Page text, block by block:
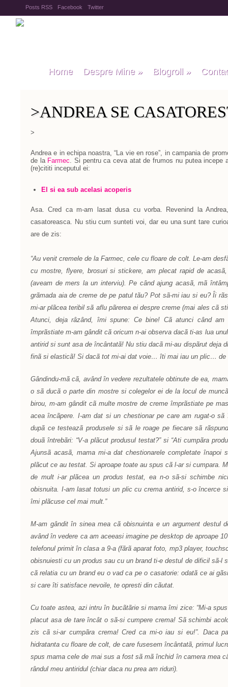
Posts RSS Facebook Twitter
Home Despre Mine» Blogroll »
>ANDREA SE
>
Andrea e in echipa noastra, “La vie en rose”, in campania de
de la Farmec.Si pentru ca ceva atat de frumos nu putea incepe
(re)cititi inceputul ei:
El si ea sub acelasi acoperis
Asa. Cred ca m-am lasat dusa cu vorba. Revenind la
casatoreasca. Nu stiu cum sunteti voi, dar eu una sunt tare
are de zis:
“Au venit cremele de la Farmec, cele cu floare de colt. Le-am
cu mostre, flyere, brosuri si stickere, am plecat rapid de
(aveam de mers la un interviu). Pe când ajung acasã, mã
grãmada aia de creme de pe patul tãu? Pot sã-mi iau si eu? Îi
mi-ar plãcea teribil sã aflu pãrerea ei despre creme (mai ales cã
Atunci, deja râzând, îmi spune: Ce bine! Cã atunci când am
împrãstiate m-am gândit cã oricum n-ai observa dacã ti-as lua
antirid si sunt asa de încântatã! Nu stiu dacã mi-au dispãrut deja
finã si elasticã! Si dacã tot mi-ai dat voie… îti mai iau un plic…
Gândindu-mã cã, având în vedere rezultatele obtinute de ea,
o sã ducã o parte din mostre si colegelor ei de la locul de
birou, m-am gândit cã multe mostre de creme împrãstiate pe
acea încãpere. I-am dat si un chestionar pe care am rugat-o
dupã ce testeazã produsele si sã le roage pe fiecare sã
douã întrebãri: “V-a plãcut produsul testat?” si “Ati cumpãra
Ajunsã acasã, mama mi-a dat chestionarele completate înapoi
plãcut ce au testat. Si aproape toate au spus cã l-ar si cumpara.
de mult i-ar plãcea un produs testat, ea n-o sã-si schimbe
obisnuita. I-am lasat totusi un plic cu crema antirid, s-o încerce
îmi plãcuse cel mai mult.”
M-am gândit în sinea mea cã obisnuinta e un argument destul
având în vedere ca am aceeasi imagine pe desktop de aproape
telefonul primit în clasa a 9-a (fãrã aparat foto, mp3 player,
obisnuiesti cu un produs sau cu un brand ti-e destul de dificil sã-l
cã relatia cu un brand eu o vad ca pe o casatorie: odatã ce ai
si care îti satisface nevoile, te opresti din cãutat.
Cu toate astea, azi intru în bucãtãrie si mama îmi zice: “Mi-a
placut asa de tare încât o sã-si cumpere crema! Sã schimbi
zis cã si-ar cumpãra crema! Cred ca mi-o iau si eu!”. Daca
hidratanta cu floare de colt, de care fusesem încântatã, primul
spus mama cele de mai sus a fost sã mã închid în camera mea
rândul meu antiridul (chiar daca nu prea am riduri).